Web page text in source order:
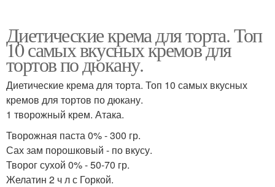
Диетические крема для торта. Топ
10 самых вкусных кремов для
тортов по дюкану.
Диетические крема для торта. Топ 10 самых вкусных
кремов для тортов по дюкану.
1 творожный крем. Атака.
Творожная паста 0% - 300 гр.
Сах зам порошковый - по вкусу.
Творог сухой 0% - 50-70 гр.
Желатин 2 ч л с Горкой.